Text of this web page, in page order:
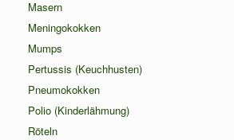
Masern
Meningokokken
Mumps
Pertussis (Keuchhusten)
Pneumokokken
Polio (Kinderlähmung)
Röteln